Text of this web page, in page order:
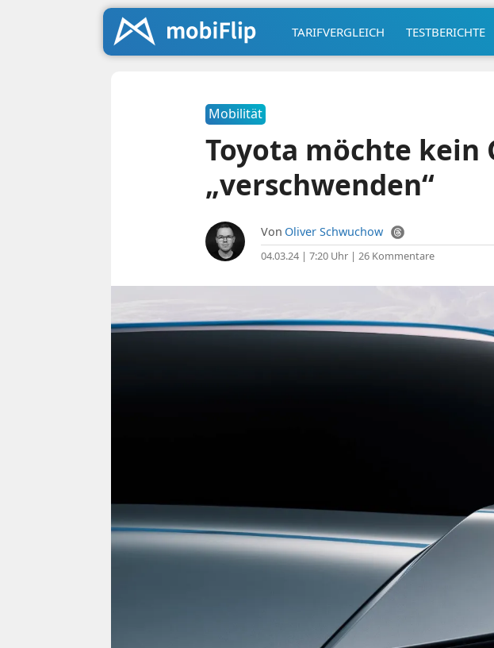
TARIFVERGLEICH TESTBERICHTE
Mobilität
Toyota möchte kein
„verschwenden“
Von Oliver Schwuchow
04.03.24 | 7:20 Uhr| 26 Kommentare